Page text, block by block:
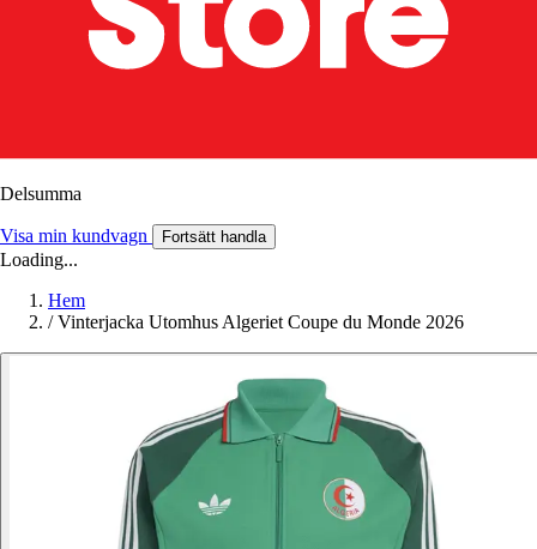
Delsumma
Visa min kundvagn Fortsätt handla
Loading...
Hem
/ Vinterjacka Utomhus Algeriet Coupe du Monde 2026